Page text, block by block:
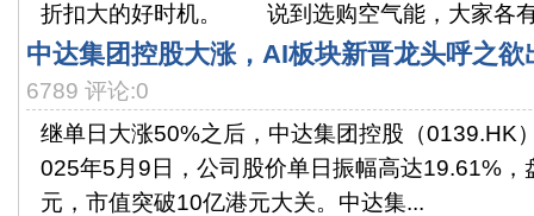
折扣大的好时机。 说到选购空气能，大家各
中达集团控股大涨，AI板块新晋龙头呼之欲
6789 评论:0
继单日大涨50%之后，中达集团控股（0139.HK
025年5月9日，公司股价单日振幅高达19.61%，
元，市值突破10亿港元大关。中达集...